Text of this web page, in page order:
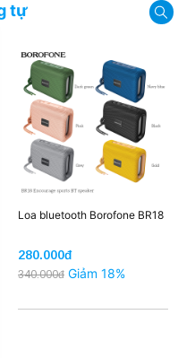
chóng nhất. Cùng xem ngay
tự
Loa bluetooth Borofone BR18
280.000đ
340.000đ Giảm 18%